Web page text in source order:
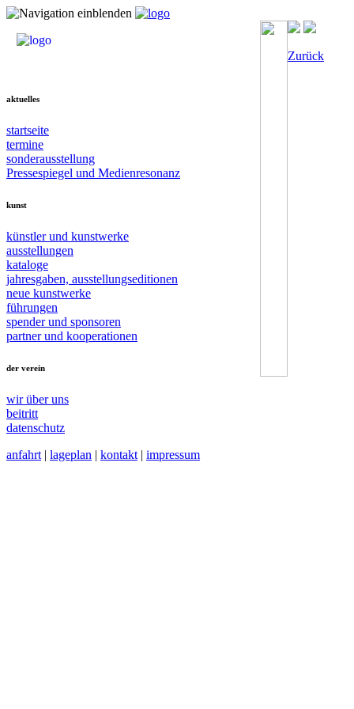
aktuelles
startseite
termine
sonderausstellung
Pressespiegel und Medienresonanz
kunst
künstler und kunstwerke
ausstellungen
kataloge
jahresgaben, ausstellungseditionen
neue kunstwerke
führungen
spender und sponsoren
partner und kooperationen
der verein
wir über uns
beitritt
datenschutz
anfahrt | lageplan | kontakt | impressum
Zurück